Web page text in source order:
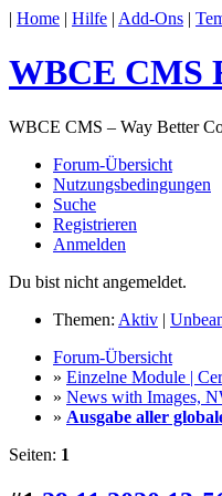
| Home | Hilfe | Add-Ons |
WBCE CMS
WBCE CMS – Way Better
Forum-Übersicht
Nutzungsbedingungen
Suche
Registrieren
Anmelden
Du bist nicht angemeldet.
Themen: Aktiv |
Forum-Übersicht
» Einzelne Module |
» News with Images,
» Ausgabe aller
Seiten: 1